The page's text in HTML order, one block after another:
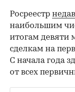
Росреестр
наибольшим
итогам девяти
сделкам на
С начала года
от всех